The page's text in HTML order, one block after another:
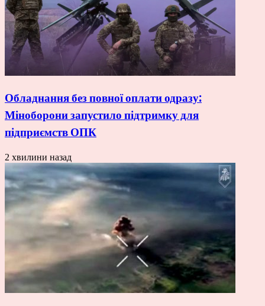
Обладнання без повної оплати одразу:
Міноборони запустило підтримку для
підприємств ОПК
2 хвилини назад